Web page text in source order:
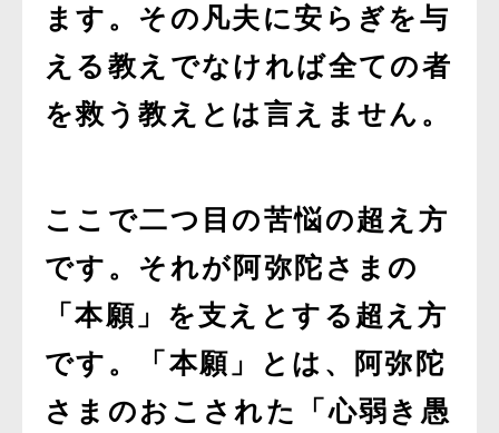
ます。その凡夫に安らぎを与
える教えでなければ全ての者
を救う教えとは言えません。
ここで二つ目の苦悩の超え方
です。それが阿弥陀さまの
「本願」を支えとする超え方
です。「本願」とは、阿弥陀
さまのおこされた「心弱き愚